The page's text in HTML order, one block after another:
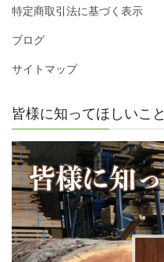
特定商取引法に基づく表示
ブログ
サイトマップ
皆様に知ってほしいこと